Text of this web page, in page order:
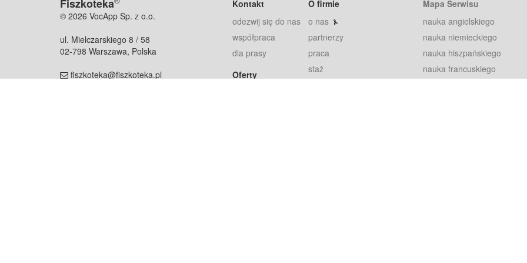
Fiszkoteka
© 2026 VocApp Sp. z o.o.
ul. Mielczarskiego 8 / 58
02-798 Warszawa, Polska
fiszkoteka@fiszkoteka.pl
Kontakt
odezwij się do nas
współpraca
dla prasy
Oferty
O firmie
o nas
partnerzy
praca
staż
Mapa Serwisu
nauka angielskiego
nauka niemieckiego
nauka hiszpańskiego
nauka francuskiego